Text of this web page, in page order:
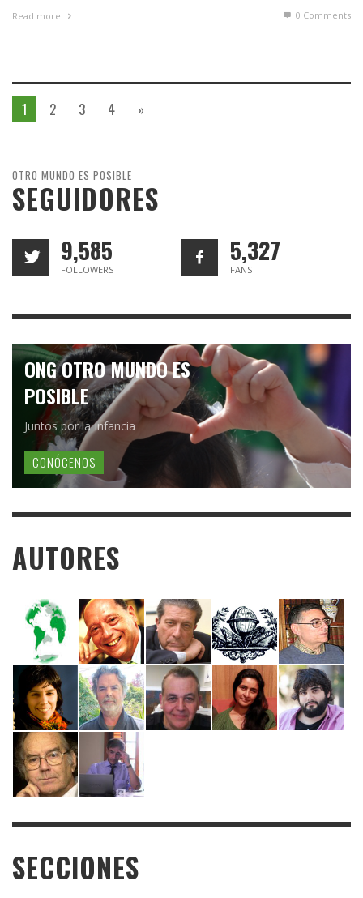
Read more 0 Comments
1 2 3 4 »
OTRO MUNDO ES POSIBLE
SEGUIDORES
9,585
FOLLOWERS
5,327
FANS
ONG OTRO MUNDO ES
POSIBLE
Juntos por la Infancia
CONÓCENOS
AUTORES
SECCIONES